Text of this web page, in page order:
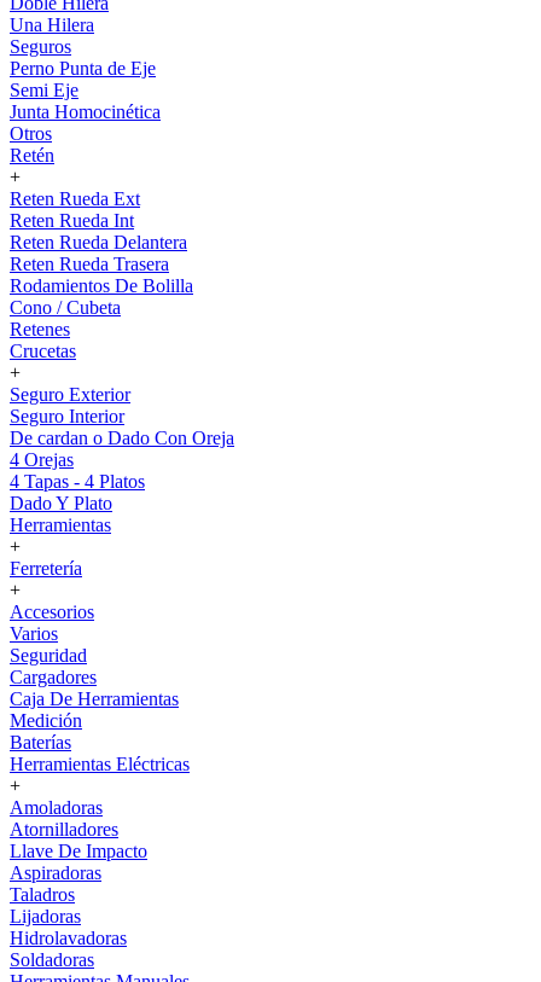
Una Hilera
Seguros
Perno Punta de Eje
Semi Eje
Junta Homocinética
Otros
Retén
+
Reten Rueda Ext
Reten Rueda Int
Reten Rueda Delantera
Reten Rueda Trasera
Rodamientos De Bolilla
Cono / Cubeta
Retenes
Crucetas
+
Seguro Exterior
Seguro Interior
De cardan o Dado Con Oreja
4 Orejas
4 Tapas - 4 Platos
Dado Y Plato
Herramientas
+
Ferretería
+
Accesorios
Varios
Seguridad
Cargadores
Caja De Herramientas
Medición
Baterías
Herramientas Eléctricas
+
Amoladoras
Atornilladores
Llave De Impacto
Aspiradoras
Taladros
Lijadoras
Hidrolavadoras
Soldadoras